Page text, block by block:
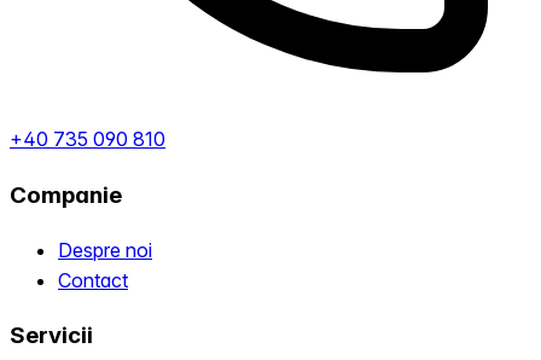
+40 735 090 810
Companie
Despre noi
Contact
Servicii